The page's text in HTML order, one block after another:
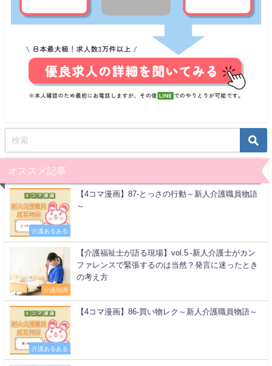
オススメ記事
介護あるある
【4コマ漫画】87-とっさの行動～新人介護職員物語
～
介護知識
【介護福祉士が語る現場】vol.5 -新人介護士がカン
ファレンスで緊張するのは当然？発言に迷ったとき
の考え方
介護あるある
【4コマ漫画】86-買い物レク～新人介護職員物語～